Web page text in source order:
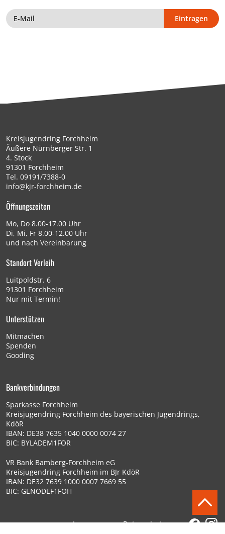
Eintragen
Kreisjugendring Forchheim
Äußere Nürnberger Str. 1
4. Stock
91301 Forchheim
Tel. 09191/7388-0
info@kjr-forchheim.de
Öffnungszeiten
Mo, Do 8.00-17.00 Uhr
Di, Mi, Fr 8.00-12.00 Uhr
und nach Vereinbarung
Standort Verleih
Luitpoldstr. 6
91301 Forchheim
Nur mit Termin!
Unterstützen
Mitmachen
Spenden
Gooding
Bankverbindungen
Sparkasse Forchheim
Kreisjugendring Forchheim des bayerischen Jugendrings,
KdöR
IBAN: DE38 7635 1040 0000 0074 27
BIC: BYLADEM1FOR
VR Bank Bamberg-Forchheim eG
Kreisjugendring Forchheim im BJr KdöR
IBAN: DE32 7639 1000 0007 7669 55
BIC: GENODEF1FOH
Impressum Datenschutz